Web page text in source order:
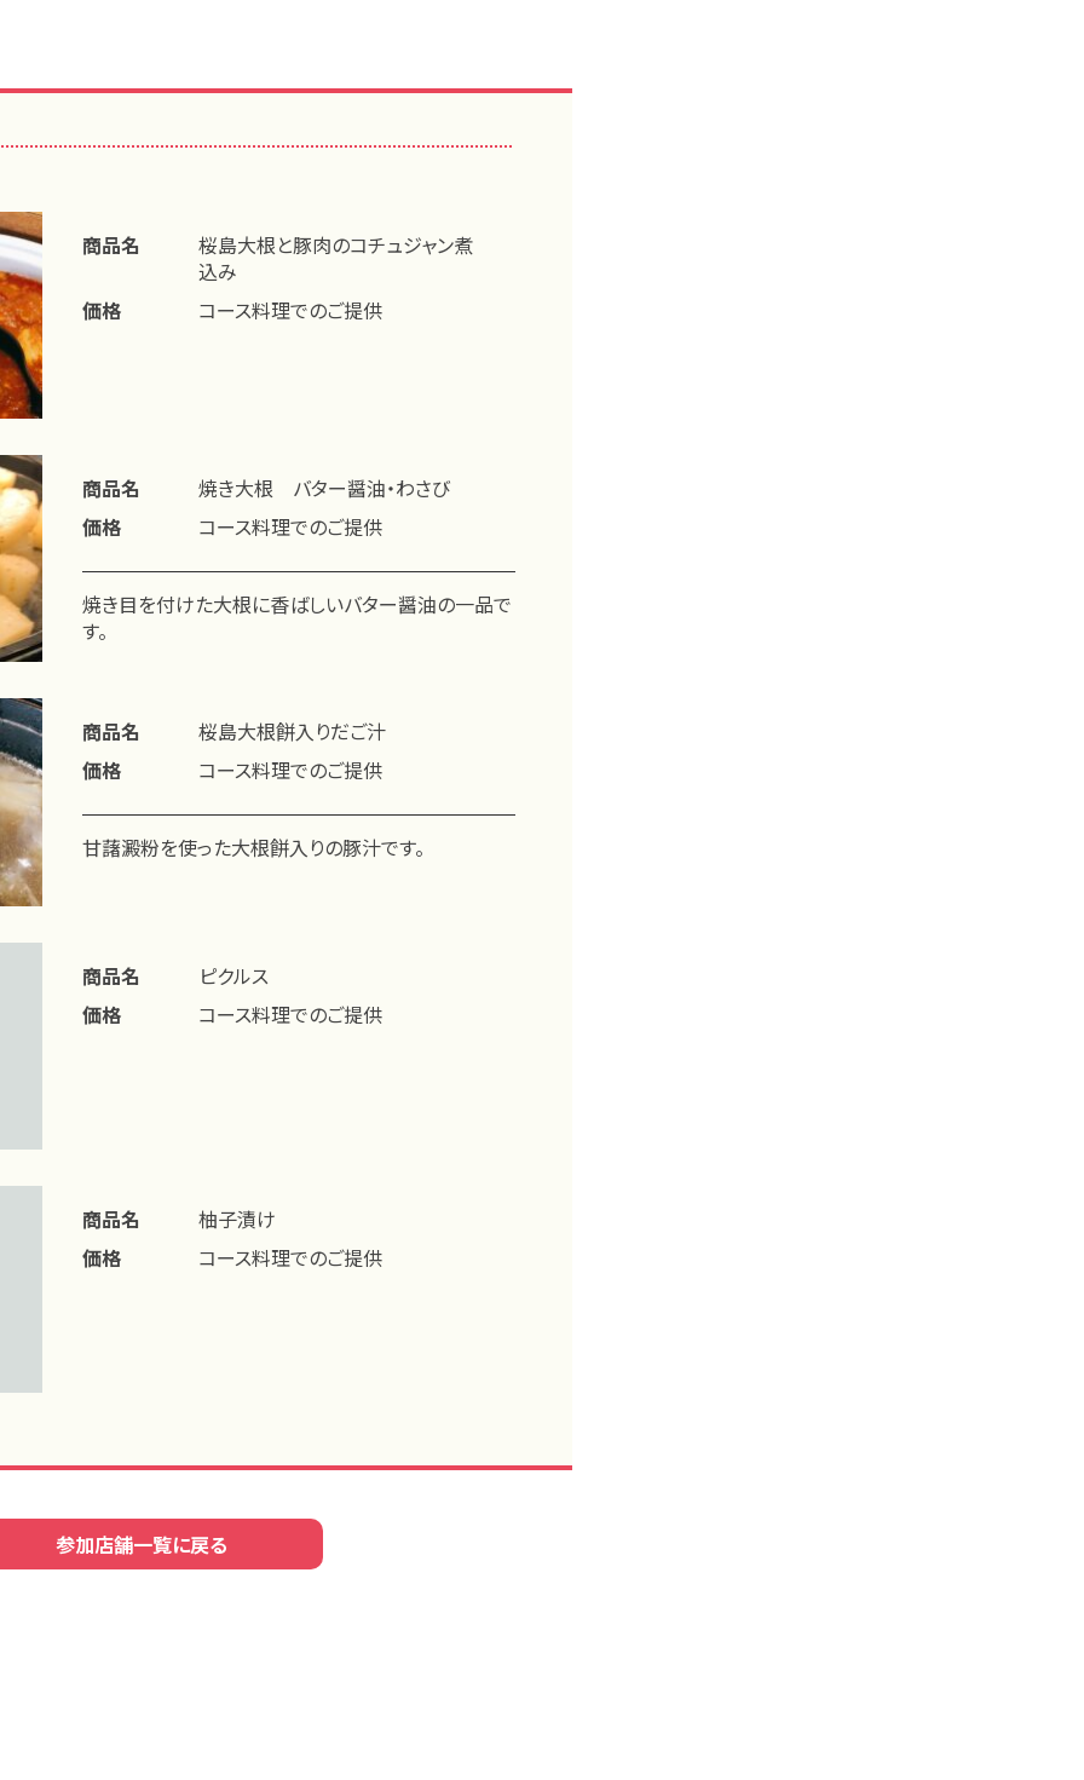
商品名
桜島大根と豚肉のコチュジャン煮
込み
価格
コース料理でのご提供
商品名
焼き大根 バター醤油・わさび
価格
コース料理でのご提供
焼き目を付けた大根に香ばしいバター醤油の一品で
す。
商品名
桜島大根餅入りだご汁
価格
コース料理でのご提供
甘藷澱粉を使った大根餅入りの豚汁です。
商品名
ピクルス
価格
コース料理でのご提供
商品名
柚子漬け
価格
コース料理でのご提供
参加店舗一覧に戻る